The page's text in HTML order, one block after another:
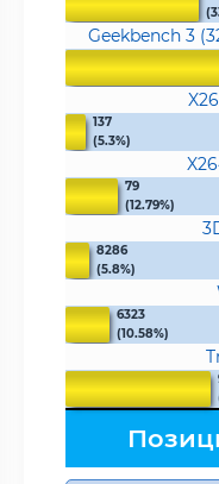
Geekbench 3
137
(5.3%)
79
(12.79%)
8286
(5.8%)
6323
(10.58%)